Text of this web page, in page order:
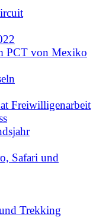
PCT von Mexiko
Freiwilligenarbeit
Safari und
Trekking